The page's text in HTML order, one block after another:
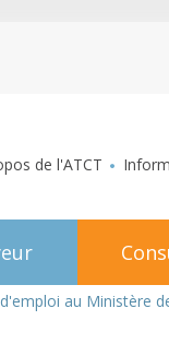
de l'ATCT
au Ministère